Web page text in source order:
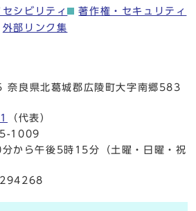
セシビリティ
著作権・セキュリティ
外部リンク集
良県北葛城郡広陵町大字南郷583
（代表）
1009
から午後5時15分（土曜・日曜・祝